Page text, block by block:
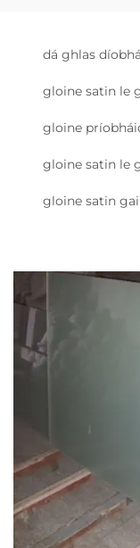
dá ghlas
gloine satin le
gloine
gloine satin le
gloine satin